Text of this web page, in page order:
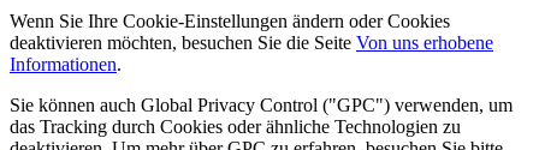
Wenn Sie Ihre Cookie-Einstellungen ändern oder Cookies
deaktivieren möchten, besuchen Sie die Seite Von uns erhobene
Informationen.
Sie können auch Global Privacy Control ("GPC") verwenden, um
das Tracking durch Cookies oder ähnliche Technologien zu